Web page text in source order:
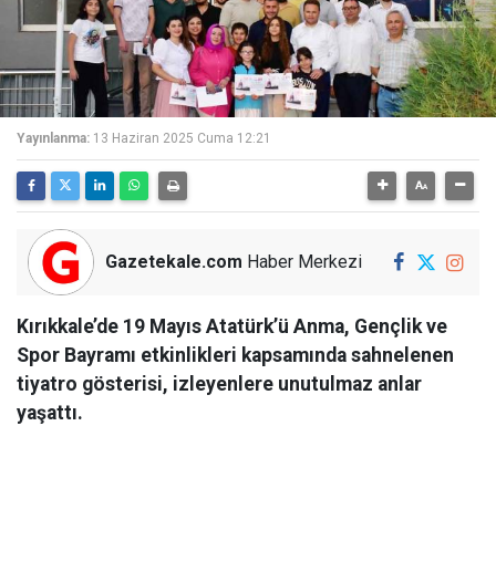
Yayınlanma: 13 Haziran 2025 Cuma 12:21
Gazetekale.com Haber Merkezi
Kırıkkale’de 19 Mayıs Atatürk’ü Anma, Gençlik ve
Spor Bayramı etkinlikleri kapsamında sahnelenen
tiyatro gösterisi, izleyenlere unutulmaz anlar
yaşattı.